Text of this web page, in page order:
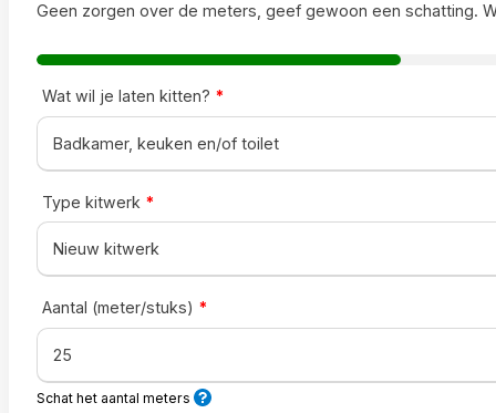
Geen zorgen over de meters, geef gewoon een schatting.
Wat wil je laten kitten? *
Type kitwerk *
Aantal (meter/stuks) *
Schat het aantal meters